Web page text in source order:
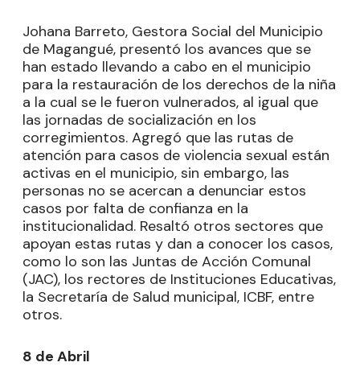
Johana Barreto, Gestora Social del Municipio
de Magangué, presentó los avances que se
han estado llevando a cabo en el municipio
para la restauración de los derechos de la niña
a la cual se le fueron vulnerados, al igual que
las jornadas de socialización en los
corregimientos. Agregó que las rutas de
atención para casos de violencia sexual están
activas en el municipio, sin embargo, las
personas no se acercan a denunciar estos
casos por falta de confianza en la
institucionalidad. Resaltó otros sectores que
apoyan estas rutas y dan a conocer los casos,
como lo son las Juntas de Acción Comunal
(JAC), los rectores de Instituciones Educativas,
la Secretaría de Salud municipal, ICBF, entre
otros.
8 de Abril